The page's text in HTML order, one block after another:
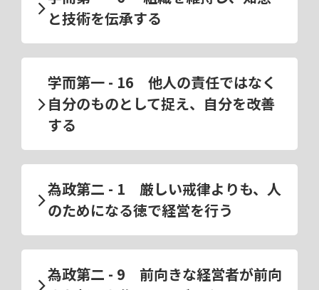
と技術を伝承する
学而第一 - 16 他人の責任ではなく
自分のものとして捉え、自分を改善
する
為政第二 - 1 厳しい戒律よりも、人
のためになる徳で経営を行う
為政第二 - 9 前向きな経営者が前向